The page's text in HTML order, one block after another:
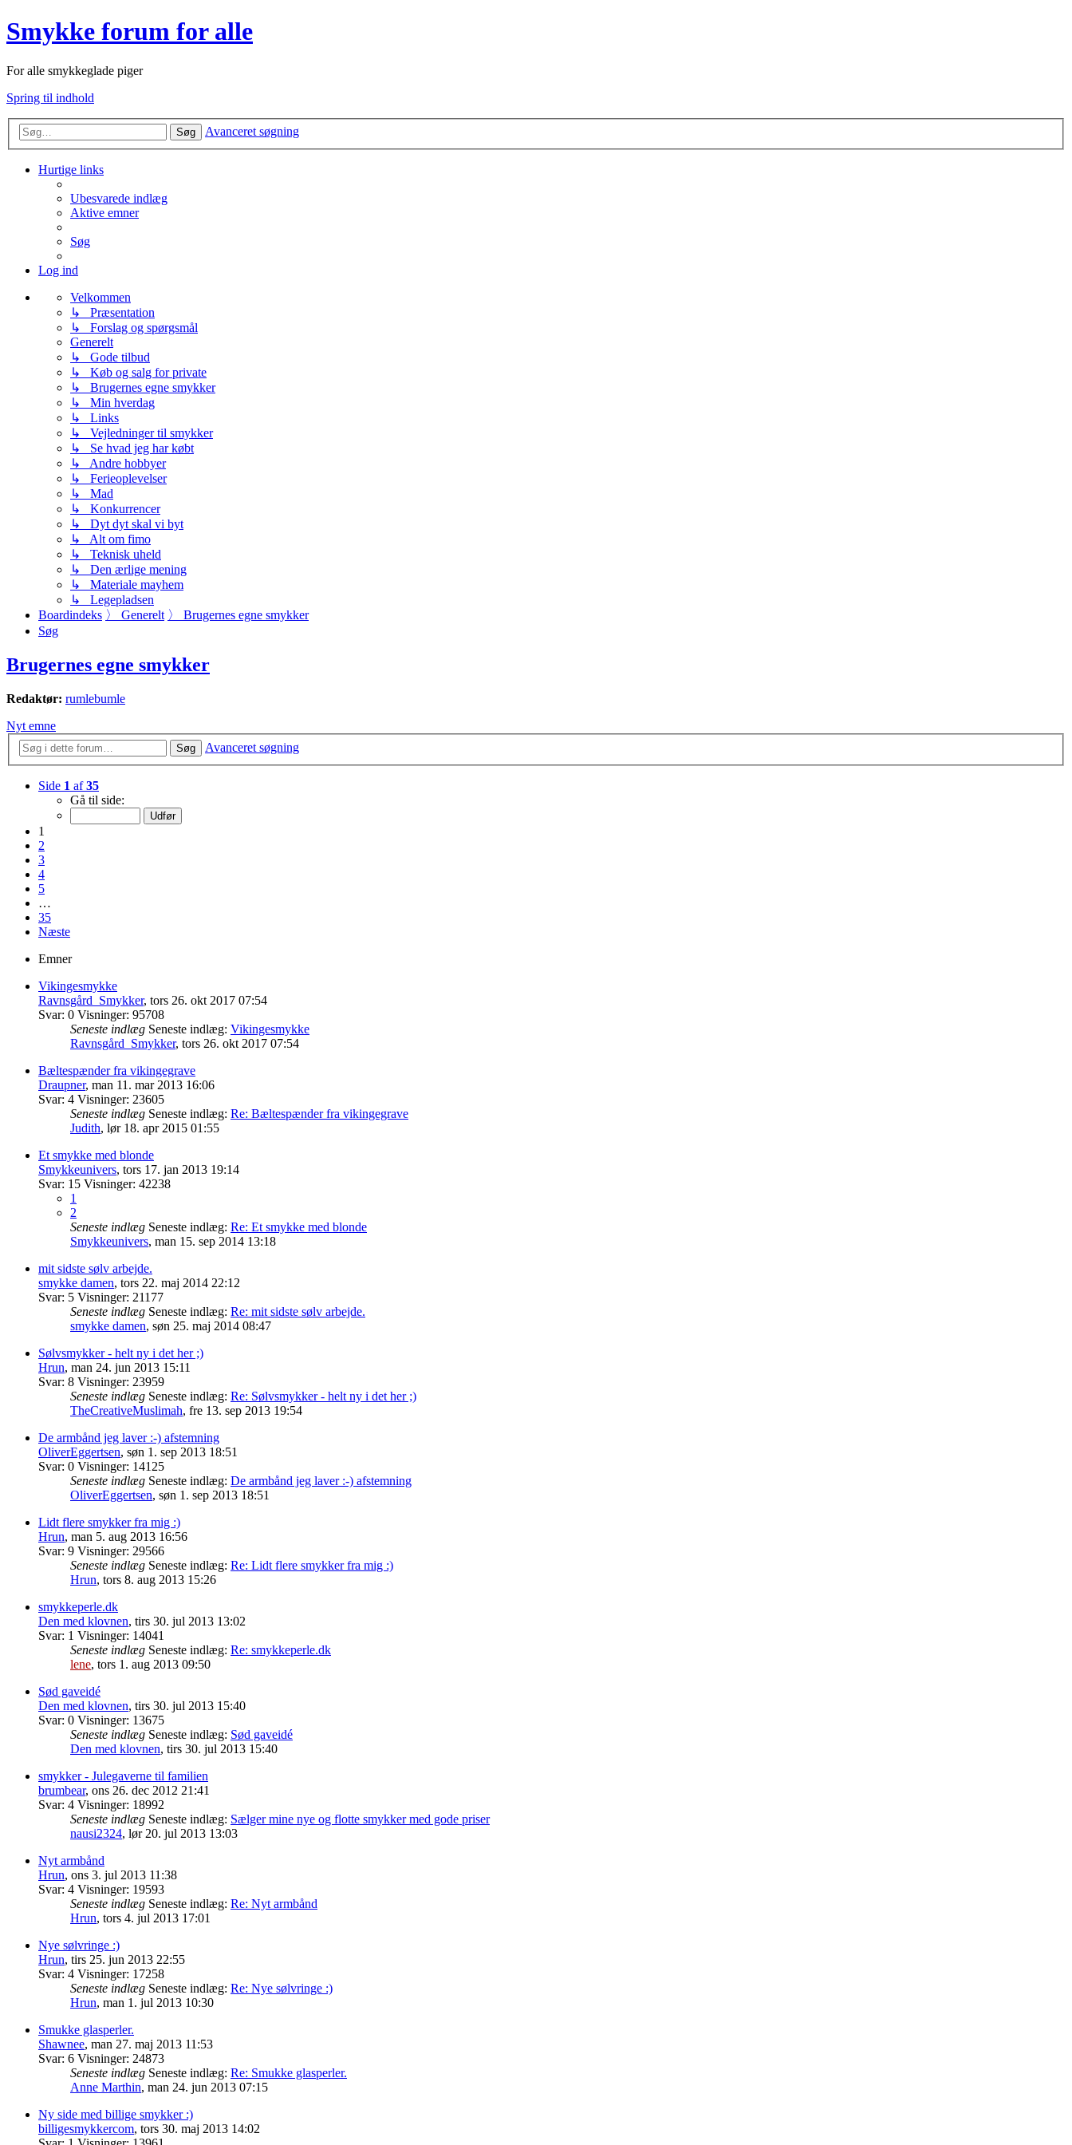
Smykke forum for alle
For alle smykkeglade piger
Spring til indhold
Søg Avanceret søgning
Hurtige links
Ubesvarede indlæg
Aktive emner
Søg
Log ind
Velkommen
↳ Præsentation
↳ Forslag og spørgsmål
Generelt
↳ Gode tilbud
↳ Køb og salg for private
↳ Brugernes egne smykker
↳ Min hverdag
↳ Links
↳ Vejledninger til smykker
↳ Se hvad jeg har købt
↳ Andre hobbyer
↳ Ferieoplevelser
↳ Mad
↳ Konkurrencer
↳ Dyt dyt skal vi byt
↳ Alt om fimo
↳ Teknisk uheld
↳ Den ærlige mening
↳ Materiale mayhem
↳ Legepladsen
Boardindeks 〉 Generelt 〉
Brugernes egne smykker
Søg
Brugernes egne smykker
Redaktør: rumlebumle
Nyt emne
Søg Avanceret søgning
Side 1 af35
Gå til side:
1
2
3
4
5
…
35
Næste
Emner
Vikingesmykke
Ravnsgård_Smykker, tors 26. okt 2017 07:54
Svar: 0 Visninger: 95708
Seneste indlæg Seneste indlæg: Vikingesmykke
Ravnsgård_Smykker, tors 26. okt 2017 07:54
Bæltespænder fra vikingegrave
Draupner, man 11. mar 2013 16:06
Svar: 4 Visninger: 23605
Seneste indlæg Seneste indlæg: Re: Bæltespænder fra vikingegrave
Judith, lør 18. apr 2015 01:55
Et smykke med blonde
Smykkeunivers, tors 17. jan 2013 19:14
Svar: 15 Visninger: 42238
1
2
Seneste indlæg Seneste indlæg: Re: Et smykke med blonde
Smykkeunivers, man 15. sep 2014 13:18
mit sidste sølv arbejde.
smykke damen, tors 22. maj 2014 22:12
Svar: 5 Visninger: 21177
Seneste indlæg Seneste indlæg: Re: mit sidste sølv arbejde.
smykke damen, søn 25. maj 2014 08:47
Sølvsmykker - helt ny i det her ;)
Hrun, man 24. jun 2013 15:11
Svar: 8 Visninger: 23959
Seneste indlæg Seneste indlæg: Re: Sølvsmykker - helt ny i det her ;)
TheCreativeMuslimah, fre 13. sep 2013 19:54
De armbånd jeg laver :-) afstemning
OliverEggertsen, søn 1. sep 2013 18:51
Svar: 0 Visninger: 14125
Seneste indlæg Seneste indlæg: De armbånd jeg laver :-) afstemning
OliverEggertsen, søn 1. sep 2013 18:51
Lidt flere smykker fra mig :)
Hrun, man 5. aug 2013 16:56
Svar: 9 Visninger: 29566
Seneste indlæg Seneste indlæg: Re: Lidt flere smykker fra mig :)
Hrun, tors 8. aug 2013 15:26
smykkeperle.dk
Den med klovnen, tirs 30. jul 2013 13:02
Svar: 1 Visninger: 14041
Seneste indlæg Seneste indlæg: Re: smykkeperle.dk
lene, tors 1. aug 2013 09:50
Sød gaveidé
Den med klovnen, tirs 30. jul 2013 15:40
Svar: 0 Visninger: 13675
Seneste indlæg Seneste indlæg: Sød gaveidé
Den med klovnen, tirs 30. jul 2013 15:40
smykker - Julegaverne til familien
brumbear, ons 26. dec 2012 21:41
Svar: 4 Visninger: 18992
Seneste indlæg Seneste indlæg: Sælger mine nye og flotte smykker med gode priser
nausi2324, lør 20. jul 2013 13:03
Nyt armbånd
Hrun, ons 3. jul 2013 11:38
Svar: 4 Visninger: 19593
Seneste indlæg Seneste indlæg: Re: Nyt armbånd
Hrun, tors 4. jul 2013 17:01
Nye sølvringe :)
Hrun, tirs 25. jun 2013 22:55
Svar: 4 Visninger: 17258
Seneste indlæg Seneste indlæg: Re: Nye sølvringe :)
Hrun, man 1. jul 2013 10:30
Smukke glasperler.
Shawnee, man 27. maj 2013 11:53
Svar: 6 Visninger: 24873
Seneste indlæg Seneste indlæg: Re: Smukke glasperler.
Anne Marthin, man 24. jun 2013 07:15
Ny side med billige smykker :)
billigesmykkercom, tors 30. maj 2013 14:02